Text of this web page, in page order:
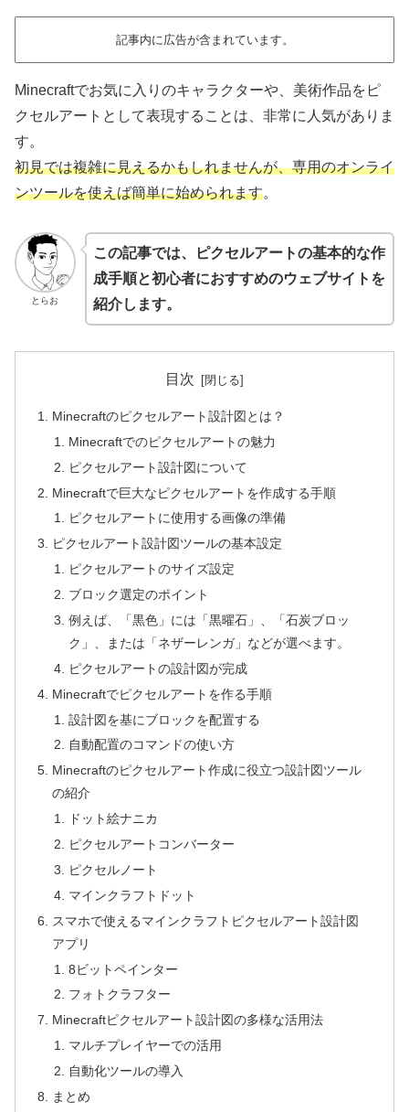
記事内に広告が含まれています。
Minecraftでお気に入りのキャラクターや、美術作品をピ
クセルアートとして表現することは、非常に人気がありま
す。
初見では複雑に見えるかもしれませんが、専用のオンライ
ンツールを使えば簡単に始められます。
とらお
この記事では、ピクセルアートの基本的な作
成手順と初心者におすすめのウェブサイトを
紹介します。
目次
Minecraftのピクセルアート設計図とは？
Minecraftでのピクセルアートの魅力
ピクセルアート設計図について
Minecraftで巨大なピクセルアートを作成する手順
ピクセルアートに使用する画像の準備
ピクセルアート設計図ツールの基本設定
ピクセルアートのサイズ設定
ブロック選定のポイント
例えば、「黒色」には「黒曜石」、「石炭ブロッ
ク」、または「ネザーレンガ」などが選べます。
ピクセルアートの設計図が完成
Minecraftでピクセルアートを作る手順
設計図を基にブロックを配置する
自動配置のコマンドの使い方
Minecraftのピクセルアート作成に役立つ設計図ツール
の紹介
ドット絵ナニカ
ピクセルアートコンバーター
ピクセルノート
マインクラフトドット
スマホで使えるマインクラフトピクセルアート設計図
アプリ
8ビットペインター
フォトクラフター
Minecraftピクセルアート設計図の多様な活用法
マルチプレイヤーでの活用
自動化ツールの導入
まとめ